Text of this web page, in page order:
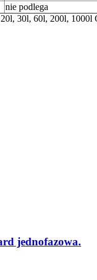
nie podlega
60l, 200l, 1000l
jednofazowa.